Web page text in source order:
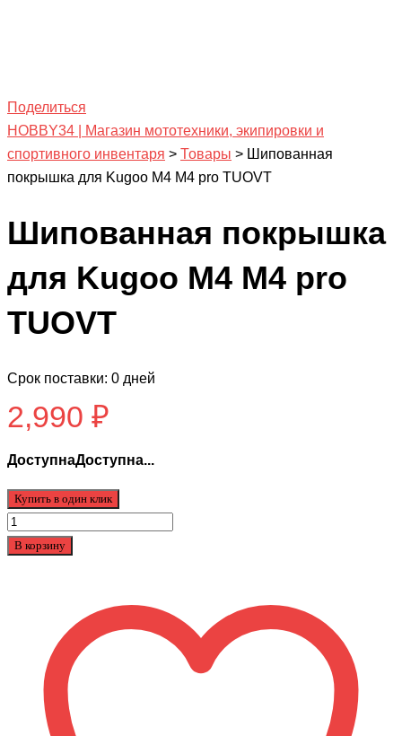
Поделиться
HOBBY34 | Магазин мототехники, экипировки и
спортивного инвентаря > Товары > Шипованная
покрышка для Kugoo M4 M4 pro TUOVT
Шипованная покрышка
для Kugoo M4 M4 pro
TUOVT
Срок поставки: 0 дней
2,990 ₽
ДоступнаДоступна...
Купить в один клик
Количество
товара
TUOVT
В корзину